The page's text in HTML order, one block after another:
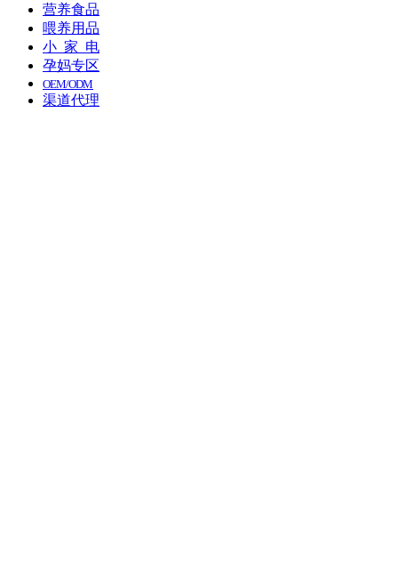
营养食品
喂养用品
小家 电
孕妈专区
OEM/ODM
渠道代理